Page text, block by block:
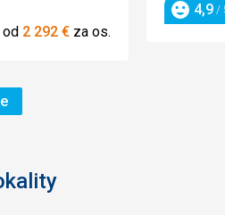
od 2 292 € za os.
4,9 /
Stránka